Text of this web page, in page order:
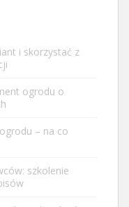
i skorzystać z
ogrodu o
– na co
szkolenie